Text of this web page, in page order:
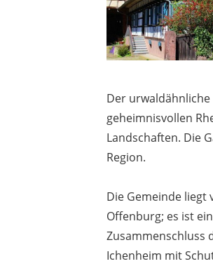
Der
geheimnisvollen
Landschaften. Die
Region.
Die Gemeinde liegt
Offenburg; es ist
Zusammenschluss
Ichenheim mit